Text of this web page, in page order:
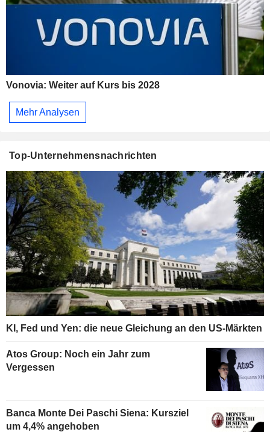
Vonovia: Weiter auf Kurs bis 2028
Mehr Analysen
Top-Unternehmensnachrichten
KI, Fed und Yen: die neue Gleichung an den US-Märkten
Atos Group: Noch ein Jahr zum
Vergessen
Banca Monte Dei Paschi Siena: Kursziel
um 4,4% angehoben